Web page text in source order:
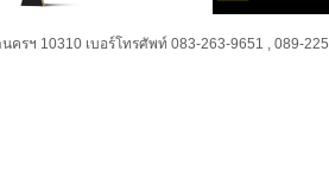
รฯ 10310 เบอร์โทรศัพท์ 083-263-9651 , 089-